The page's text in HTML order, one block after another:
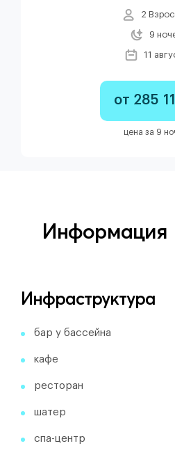
2
9
11
от 285
цена за 9
Информация
Инфраструктура
бар у бассейна
кафе
ресторан
шатер
спа-центр